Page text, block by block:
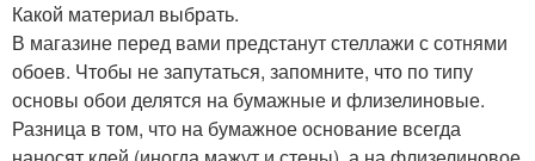
Какой материал выбрать.
В магазине перед вами предстанут стеллажи с сотнями
обоев. Чтобы не запутаться, запомните, что по типу
основы обои делятся на бумажные и флизелиновые.
Разница в том, что на бумажное основание всегда